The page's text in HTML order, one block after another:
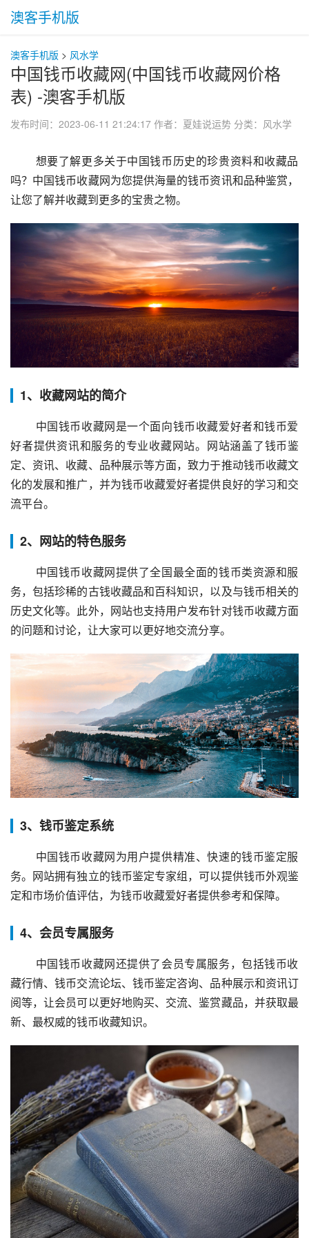
澳客手机版
澳客手机版 > 风水学
中国钱币收藏网(中国钱币收藏网价格
表) -澳客手机版
发布时间：2023-06-11 21:24:17 作者：夏娃说运势 分类： 风水学
吗？中国钱币收藏网为您提供海量的钱币资讯和品种鉴赏，
让您了解并收藏到更多的宝贵之物。
1、收藏网站的简介
好者提供资讯和服务的专业收藏网站。网站涵盖了钱币鉴
定、资讯、收藏、品种展示等方面，致力于推动钱币收藏文
化的发展和推广，并为钱币收藏爱好者提供良好的学习和交
流平台。
2、网站的特色服务
务，包括珍稀的古钱收藏品和百科知识，以及与钱币相关的
历史文化等。此外，网站也支持用户发布针对钱币收藏方面
的问题和讨论，让大家可以更好地交流分享。
3、钱币鉴定系统
务。网站拥有独立的钱币鉴定专家组，可以提供钱币外观鉴
定和市场价值评估，为钱币收藏爱好者提供参考和保障。
4、会员专属服务
藏行情、钱币交流论坛、钱币鉴定咨询、品种展示和资讯订
阅等，让会员可以更好地购买、交流、鉴赏藏品，并获取最
新、最权威的钱币收藏知识。